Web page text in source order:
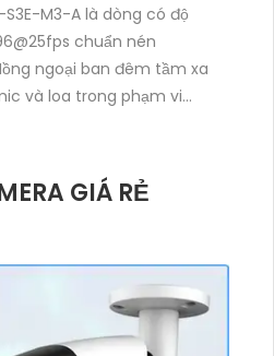
M3-A là dòng có độ
chuẩn nén
ngoại ban đêm tầm xa
và loa trong phạm vi
GIÁ RẺ